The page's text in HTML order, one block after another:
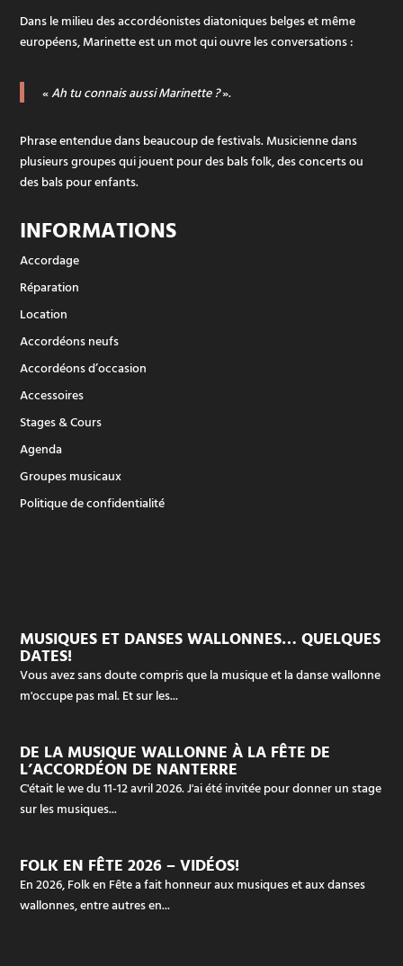
Dans le milieu des accordéonistes diatoniques belges et même
européens, Marinette est un mot qui ouvre les conversations :
«Ah tu connais aussi Marinette ?».
Phrase entendue dans beaucoup de festivals. Musicienne dans
plusieurs groupes qui jouent pour des bals folk, des concerts ou
des bals pour enfants.
INFORMATIONS
Accordage
Réparation
Location
Accordéons neufs
Accordéons d’occasion
Accessoires
Stages & Cours
Agenda
Groupes musicaux
Politique de confidentialité
MUSIQUES ET DANSES WALLONNES… QUELQUES
DATES!
Vous avez sans doute compris que la musique et la danse wallonne
m'occupe pas mal. Et sur les...
DE LA MUSIQUE WALLONNE À LA FÊTE DE
L’ACCORDÉON DE NANTERRE
C'était le we du 11-12 avril 2026. J'ai été invitée pour donner un stage
sur les musiques...
FOLK EN FÊTE 2026 – VIDÉOS!
En 2026, Folk en Fête a fait honneur aux musiques et aux danses
wallonnes, entre autres en...